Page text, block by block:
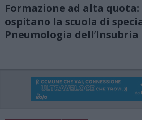
Formazione ad alta
ospitano la scuola di
Pneumologia dell’Insubria